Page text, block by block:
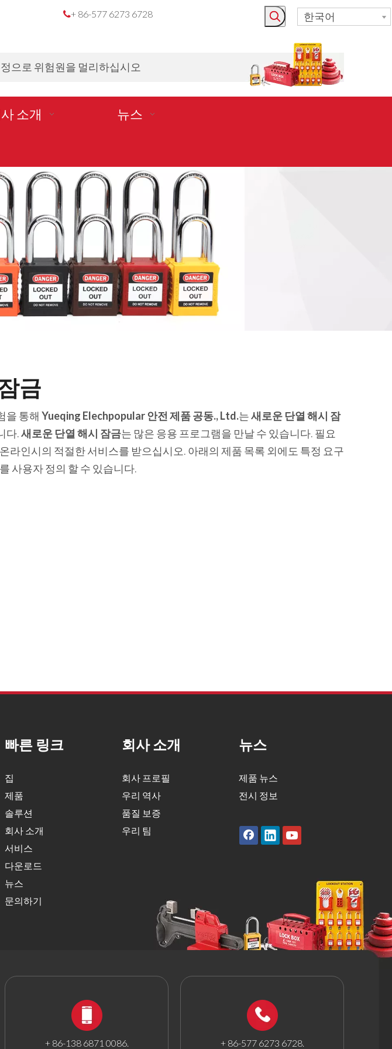
+ 86-577 6273 6728 한국어
로 위험원을 멀리하십시오
소개 뉴스
금
을 통해 Yueqing Elechpopular 안전 제품 공동., Ltd.는새로운 단열 해시 잠
다.새로운 단열 해시 잠금는 많은 응용 프로그램을 만날 수 있습니다. 필요
라인시의 적절한 서비스를 받으십시오. 아래의 제품 목록 외에도 특정 요구
를 사용자 정의 할 수 있습니다.
빠른 링크
집
제품
솔루션
회사 소개
서비스
다운로드
뉴스
문의하기
회사 소개
회사 프로필
우리 역사
품질 보증
우리 팀
뉴스
제품 뉴스
전시 정보
+ 86-138 6871 0086. + 86-577 6273 6728.